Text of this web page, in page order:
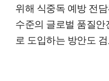
위해 식중독 예방 전
수준의 글로벌 품질
로 도입하는 방안도